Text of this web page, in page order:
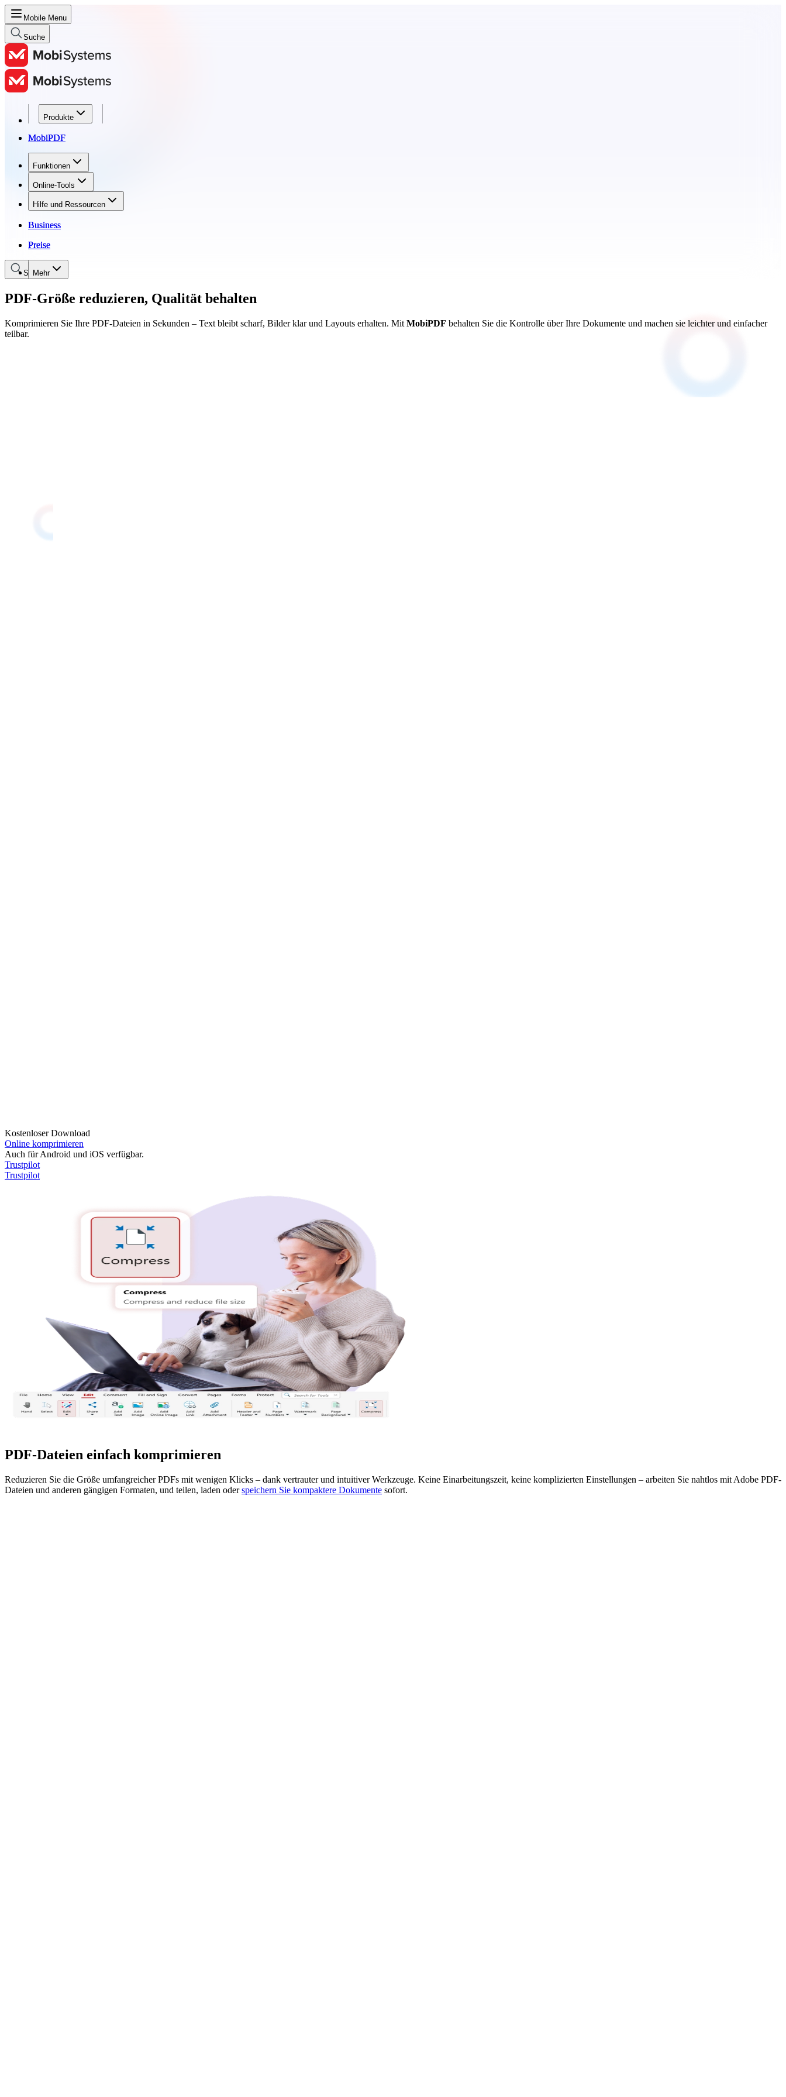
Mobile Menu
Suche
Produkte
MobiPDF
Funktionen
Online-Tools
Hilfe und Ressourcen
Business
Preise
Mehr
Produkte
MobiPDF
Funktionen
Online-Tools
Hilfe und Ressourcen
Business
Preise
Suche
PDF-Größe reduzieren, Qualität behalten
Komprimieren Sie Ihre PDF-Dateien in Sekunden – Text bleibt scharf, Bilder klar und Layouts erhalten. Mit MobiPDF behalten Sie die Kontrolle über Ihre Dokumente und machen sie leichter und einfacher
teilbar.
Kostenloser Download
Online komprimieren
Auch für Android und iOS verfügbar.
Trustpilot
Trustpilot
PDF-Dateien einfach komprimieren
Reduzieren Sie die Größe umfangreicher PDFs mit wenigen Klicks – dank vertrauter und intuitiver Werkzeuge. Keine Einarbeitungszeit, keine komplizierten Einstellungen – arbeiten Sie nahtlos mit Adobe PDF-
Dateien und anderen gängigen Formaten, und teilen, laden oderspeichern Sie kompaktere Dokumente sofort.